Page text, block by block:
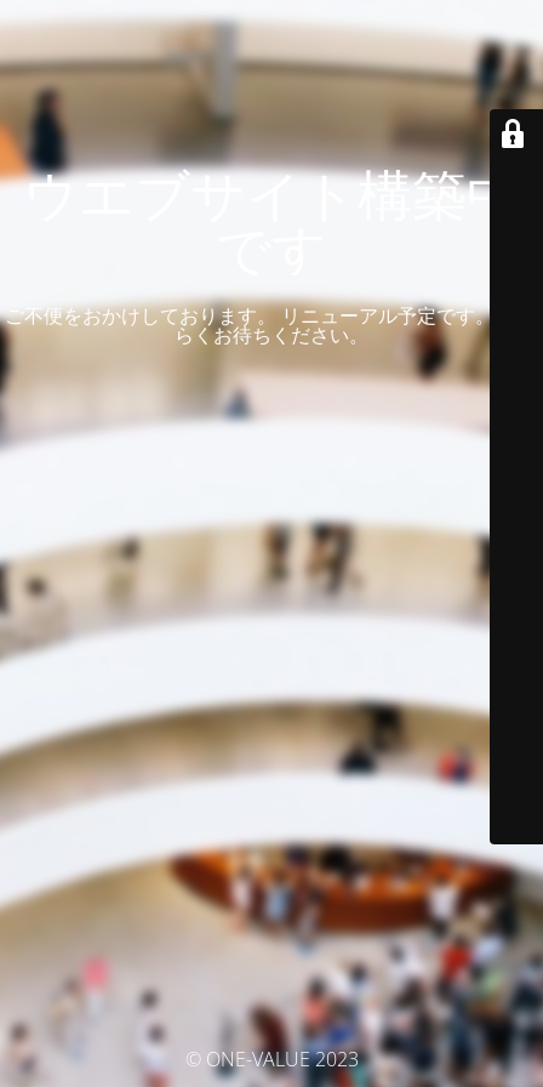
ウエブサイト構築中
ご不便をおかけしております。 リニューアル予定です。 しば
らくお待ちください。
© ONE-VALUE 2023